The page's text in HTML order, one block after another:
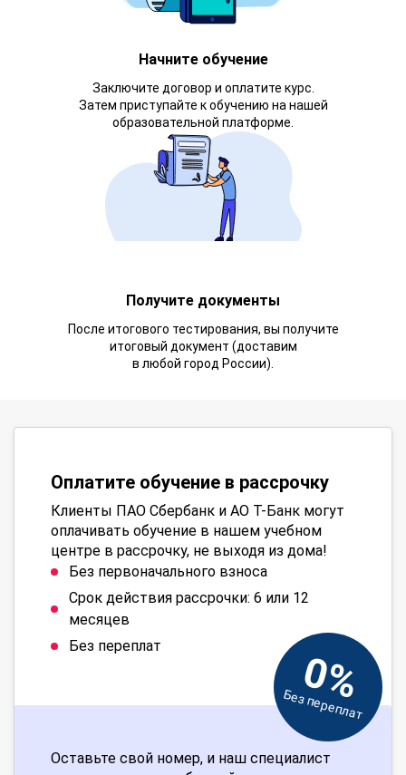
Начните обучение
Заключите договор и оплатите курс.
Затем приступайте к обучению на нашей
образовательной платформе.
Получите документы
После итогового тестирования, вы получите
итоговый документ (доставим
в любой город России).
Оплатите обучение в рассрочку
Клиенты ПАО Сбербанк и АО Т-Банк могут
оплачивать обучение в нашем учебном
центре в рассрочку, не выходя из дома!
Без первоначального взноса
Срок действия рассрочки: 6 или 12
месяцев
Без переплат
0%
Без переплат
Оставьте свой номер, и наш специалист